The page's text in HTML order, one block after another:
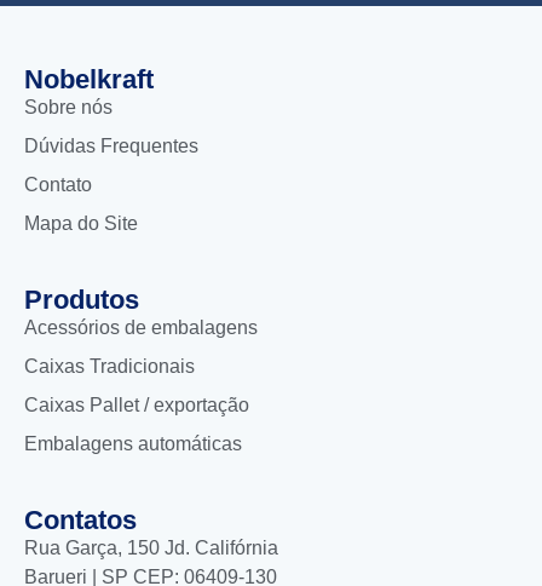
Nobelkraft
Sobre nós
Dúvidas Frequentes
Contato
Mapa do Site
Produtos
Acessórios de embalagens
Caixas Tradicionais
Caixas Pallet / exportação
Embalagens automáticas
Contatos
Rua Garça, 150 Jd. Califórnia
Barueri | SP CEP: 06409-130